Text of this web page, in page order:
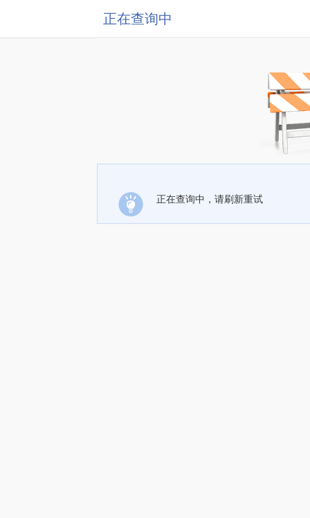
正在查询中
正在查询中，请刷新重试